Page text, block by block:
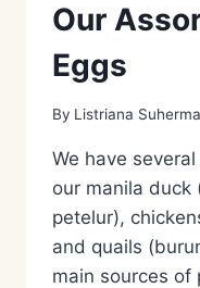
Our
Eggs
By Listriana
We have
our manila duck
petelur),
and quails
main sources of